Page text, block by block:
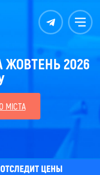
Контакты Меню
ЖОВТЕНЬ 2026
МІСТА